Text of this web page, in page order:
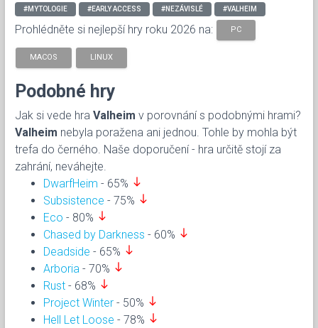
#MYTOLOGIE #EARLY ACCESS #NEZÁVISLÉ #VALHEIM
Prohlédněte si nejlepší hry roku 2026 na: PC
MACOS LINUX
Podobné hry
Jak si vede hra Valheim v porovnání s podobnými hrami?
Valheim nebyla poražena ani jednou. Tohle by mohla být
trefa do černého. Naše doporučení - hra určitě stojí za
zahrání, neváhejte.
DwarfHeim - 65% south
Subsistence - 75% south
Eco - 80% south
Chased by Darkness - 60% south
Deadside - 65% south
Arboria - 70% south
Rust - 68% south
Project Winter - 50% south
Hell Let Loose - 78% south